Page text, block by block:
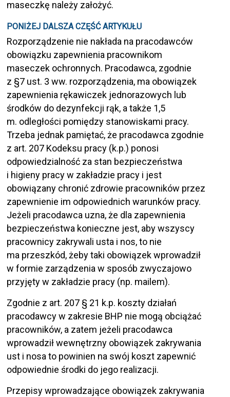
maseczkę należy założyć.
PONIŻEJ DALSZA CZĘŚĆ ARTYKUŁU
Rozporządzenie nie nakłada na pracodawców
obowiązku zapewnienia pracownikom
maseczek ochronnych. Pracodawca, zgodnie
z §7 ust. 3 ww. rozporządzenia, ma obowiązek
zapewnienia rękawiczek jednorazowych lub
środków do dezynfekcji rąk, a także 1,5
m. odległości pomiędzy stanowiskami pracy.
Trzeba jednak pamiętać, że pracodawca zgodnie
z art. 207 Kodeksu pracy (k.p.) ponosi
odpowiedzialność za stan bezpieczeństwa
i higieny pracy w zakładzie pracy i jest
obowiązany chronić zdrowie pracowników przez
zapewnienie im odpowiednich warunków pracy.
Jeżeli pracodawca uzna, że dla zapewnienia
bezpieczeństwa konieczne jest, aby wszyscy
pracownicy zakrywali usta i nos, to nie
ma przeszkód, żeby taki obowiązek wprowadził
w formie zarządzenia w sposób zwyczajowo
przyjęty w zakładzie pracy (np. mailem).
Zgodnie z art. 207 § 21 k.p. koszty działań
pracodawcy w zakresie BHP nie mogą obciążać
pracowników, a zatem jeżeli pracodawca
wprowadził wewnętrzny obowiązek zakrywania
ust i nosa to powinien na swój koszt zapewnić
odpowiednie środki do jego realizacji.
Przepisy wprowadzające obowiązek zakrywania